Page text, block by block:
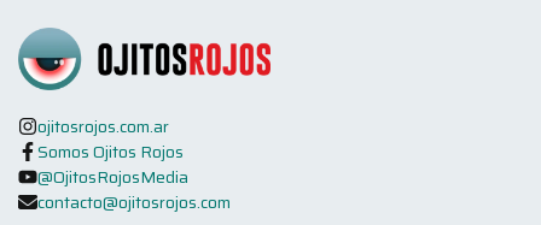
ojitosrojos.com.ar
Somos Ojitos Rojos
@OjitosRojosMedia
contacto@ojitosrojos.com